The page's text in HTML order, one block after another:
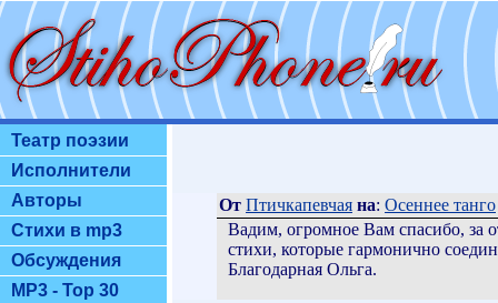
Театр поэзии
Исполнители
Авторы
Стихи в mp3
Обсуждения
MP3 - Top 30
От Птичкапевчая на: Осеннее танго
Вадим, огромное Вам спасибо, за
стихи, которые гармонично
Благодарная Ольга.